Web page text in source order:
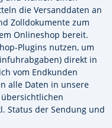
die Versanddaten an
Zolldokumente zum
Onlineshop bereit.
Plugins nutzen, um
direkt in
vom Endkunden
alle Daten in unsere
Status der Sendung und